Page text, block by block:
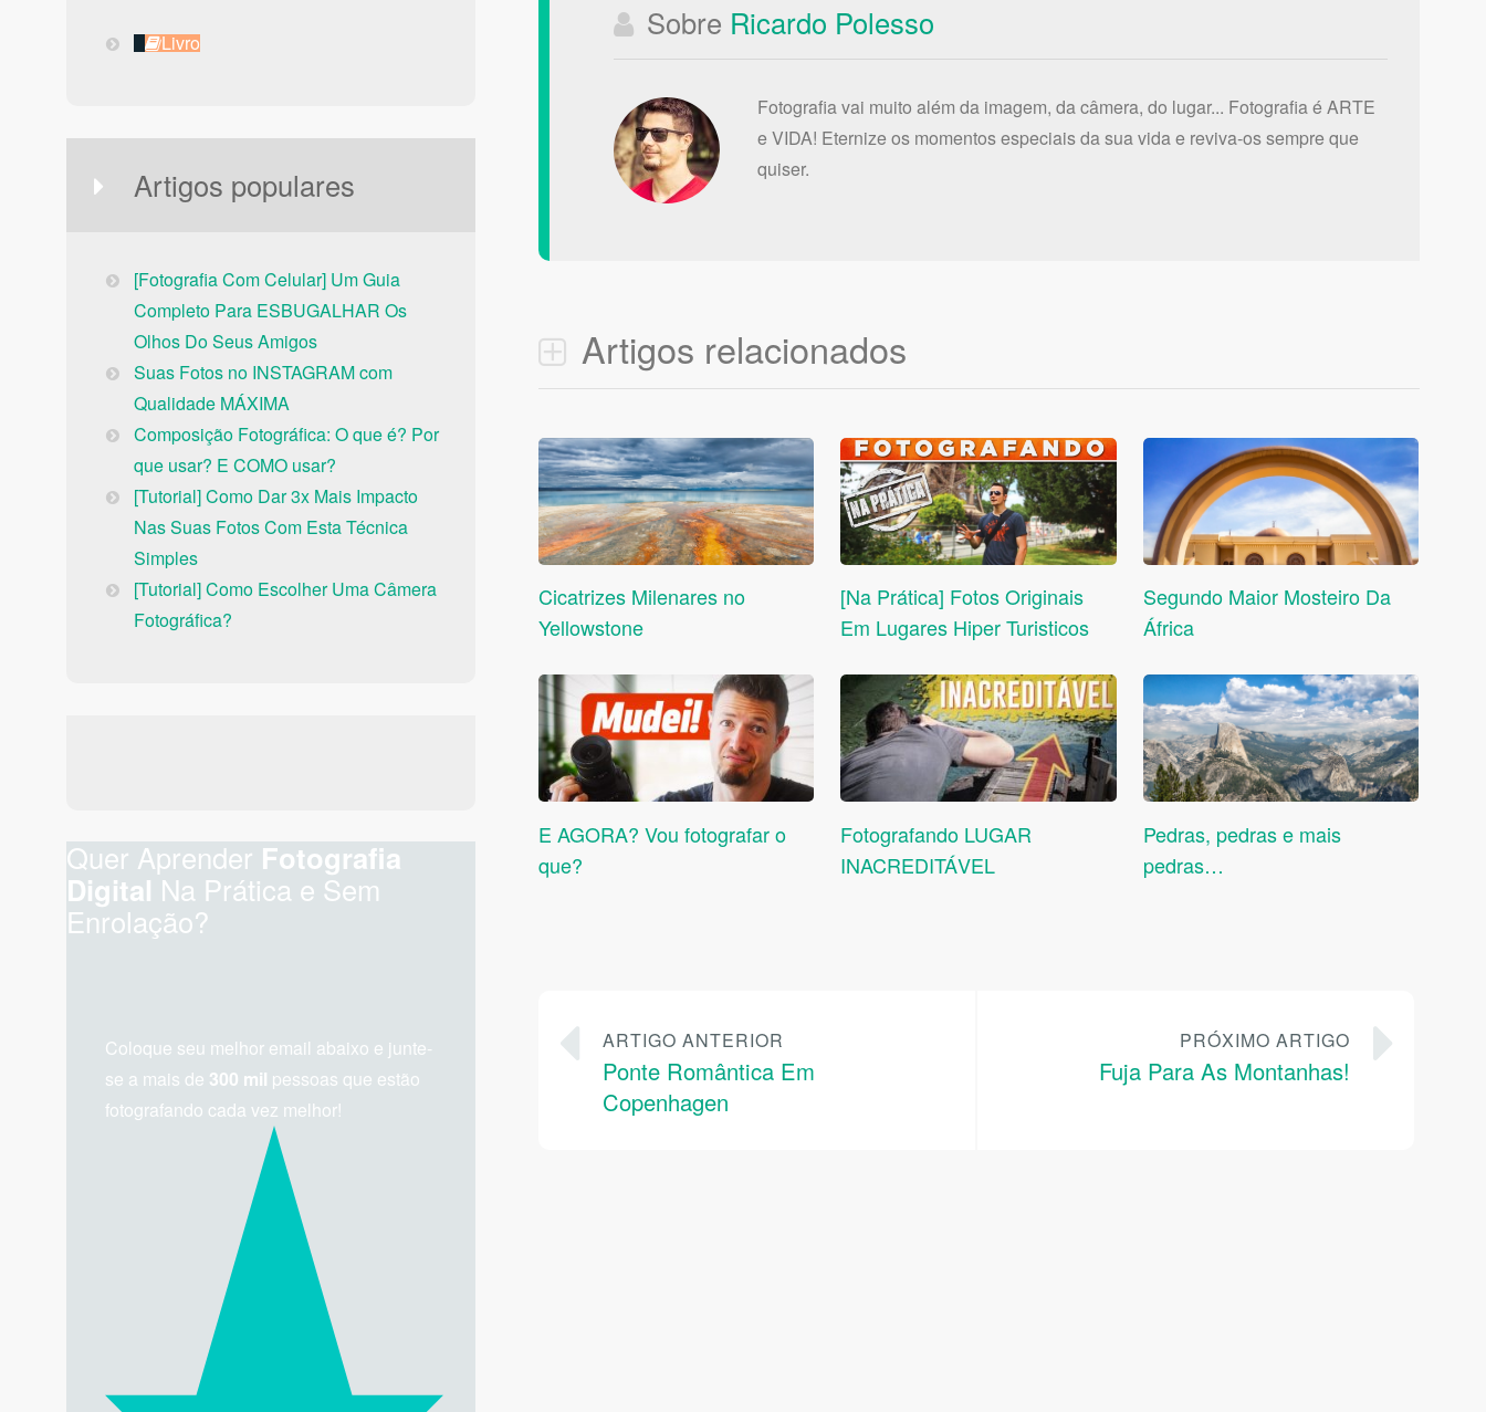
Sobre Ricardo Polesso
Fotografia vai muito além da imagem, da câmera, do lugar... Fotografia é ARTE
e VIDA! Eternize os momentos especiais da sua vida e reviva-os sempre que
quiser.
Artigos relacionados
Cicatrizes Milenares no
Yellowstone
[Na Prática] Fotos Originais
Em Lugares Hiper Turisticos
Segundo Maior Mosteiro Da
África
E AGORA? Vou fotografar o
que?
Fotografando LUGAR
INACREDITÁVEL
Pedras, pedras e mais
pedras…
ARTIGO ANTERIOR
Ponte Romântica Em
Copenhagen
PRÓXIMO ARTIGO
Fuja Para As Montanhas!
LivroLivro
Artigos populares
[Fotografia Com Celular] Um Guia
Completo Para ESBUGALHAR Os
Olhos Do Seus Amigos
Suas Fotos no INSTAGRAM com
Qualidade MÁXIMA
Composição Fotográfica: O que é? Por
que usar? E COMO usar?
[Tutorial] Como Dar 3x Mais Impacto
Nas Suas Fotos Com Esta Técnica
Simples
[Tutorial] Como Escolher Uma Câmera
Fotográfica?
Quer Aprender Fotografia
Digital Na Prática e Sem
Enrolação?
Coloque seu melhor email abaixo e junte-
se a mais de 300 mil pessoas que estão
fotografando cada vez melhor!